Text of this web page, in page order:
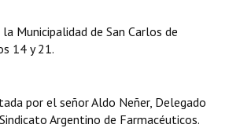
Municipalidad de San Carlos de
14 y 21.
por el señor Aldo Neñer, Delegado
Argentino de Farmacéuticos.